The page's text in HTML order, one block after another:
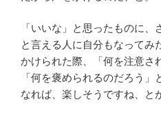
「いいな」と思ったものに、
と言える人に自分もなってみ
かけられた際、「何を注意さ
「何を褒められるのだろう
なれば、楽しそうですね、と